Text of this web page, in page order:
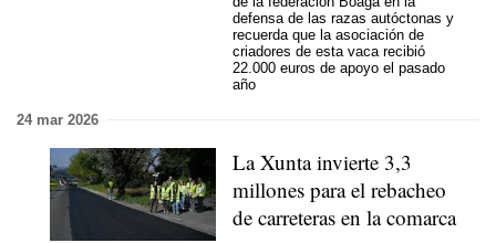
defensa de las razas autóctonas y
recuerda que la asociación de
criadores de esta vaca recibió
22.000 euros de apoyo el pasado
año
24 mar 2026
La Xunta invierte 3,3
millones para el rebacheo
de carreteras en la comarca